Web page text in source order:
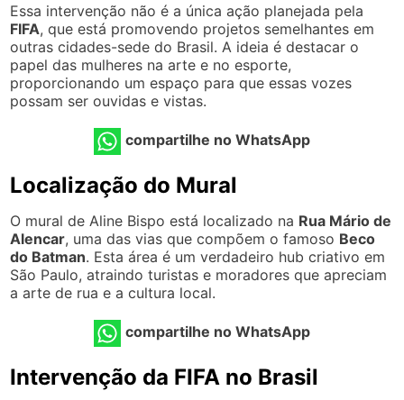
Essa intervenção não é a única ação planejada pela
FIFA, que está promovendo projetos semelhantes em
outras cidades-sede do Brasil. A ideia é destacar o
papel das mulheres na arte e no esporte,
proporcionando um espaço para que essas vozes
possam ser ouvidas e vistas.
compartilhe no WhatsApp
Localização do Mural
O mural de Aline Bispo está localizado na Rua Mário de
Alencar, uma das vias que compõem o famoso Beco
do Batman. Esta área é um verdadeiro hub criativo em
São Paulo, atraindo turistas e moradores que apreciam
a arte de rua e a cultura local.
compartilhe no WhatsApp
Intervenção da FIFA no Brasil